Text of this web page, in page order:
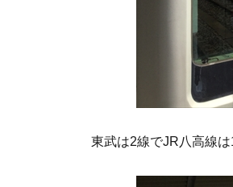
東武は2線でJR八高線は